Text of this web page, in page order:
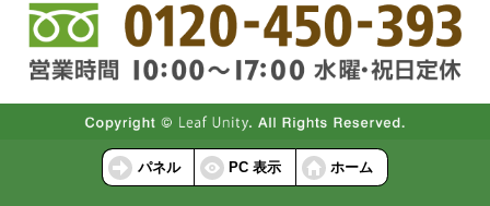
パネル PC 表示 ホーム